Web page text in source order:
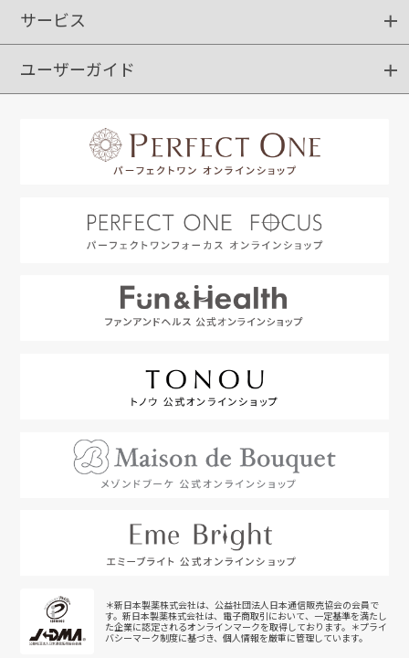
ショッピングガイド
ご注文方法
送料・配送
クーポンご利用方法
サービス
定期購入
ポイントサービス
お知らせメール
ユーザーガイド
＊新日本製薬株式会社は、公益社団法人日本通信販売協会の会員で
す。新日本製薬株式会社は、電子商取引において、一定基準を満たし
た企業に認定されるオンラインマークを取得しております。＊プライ
バシーマーク制度に基づき、個人情報を厳重に管理しています。